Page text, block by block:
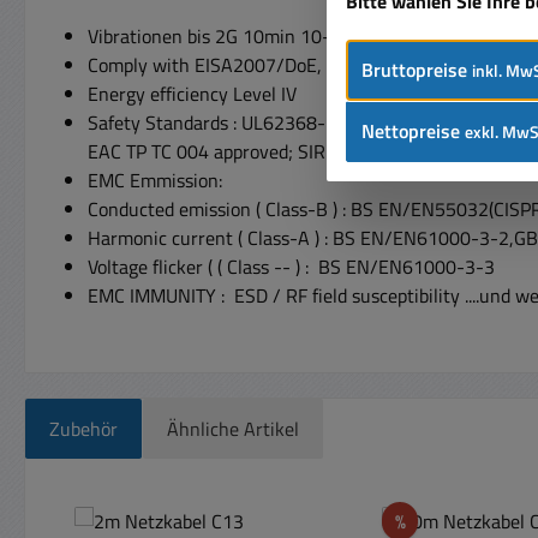
Vibrationen bis 2G 10min 10-500Hz
Comply with EISA2007/DoE, NRCan, Korea K-Meps.
Energy efficiency Level IV
Safety Standards : UL62368-1, CSA C22.2
EAC TP TC 004 approved; SIRIM MS IEC62368-1
EMC Emmission:
Conducted emission ( Class-B ) : BS EN/
Harmonic current ( Class-A ) : BS EN/EN61000-3-
Voltage flicker ( ( Class -- ) : BS EN/EN61000-3-3
EMC IMMUNITY : ESD / RF field susceptibility ....und
Zubehör Ähnliche Artikel
%Rabatt
Bruttopreise inkl.
Nettopreiseexkl.